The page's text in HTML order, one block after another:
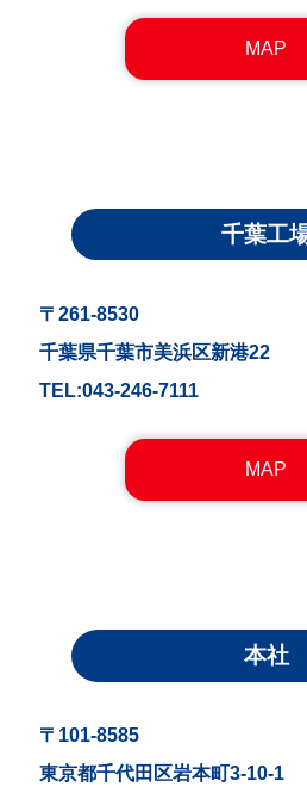
MAP
千葉工
〒261-8530
千葉県千葉市美浜区新港22
TEL:043-246-7111
MAP
本社
〒101-8585
東京都千代田区岩本町3-10-1